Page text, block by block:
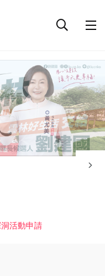
活動申請